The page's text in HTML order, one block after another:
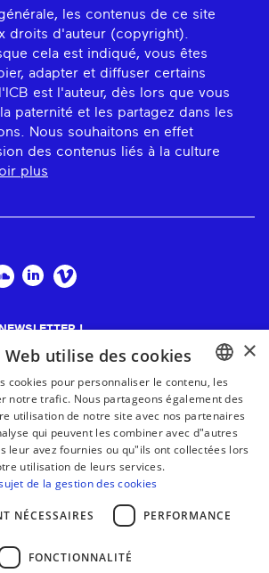
les contenus de ce site
droits d'auteur (copyright).
cela est indiqué, vous êtes
adapter et diffuser certains
est l'auteur, dès lors que vous
paternité et les partagez dans les
Nous souhaitons en effet
des contenus liés à la culture
plus
!
BASQUE
FRENCH
×
Web utilise des cookies
cookies pour personnaliser le contenu, les
notre trafic. Nous partageons également des
utilisation de notre site avec nos partenaires
qui peuvent les combiner avec d"autres
leur avez fournies ou qu"ils ont collectées lors
utilisation de leurs services.
de la gestion des cookies
NÉCESSAIRES PERFORMANCE
FONCTIONNALITÉ